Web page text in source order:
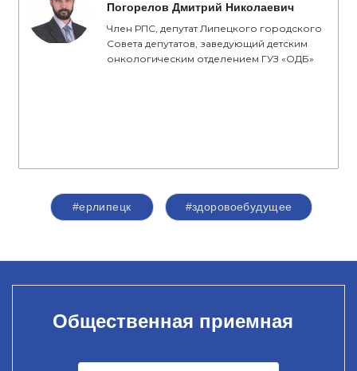
Погорелов Дмитрий Николаевич
Член РПС, депутат Липецкого городского
Совета депутатов, заведующий детским
онкологическим отделением ГУЗ «ОДБ»
#ерлипецк #здоровоебудущее
Общественная приемная